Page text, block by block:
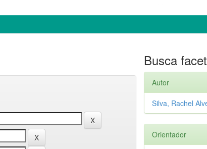
Busca
Autor
Silva, Rachel
Orientador